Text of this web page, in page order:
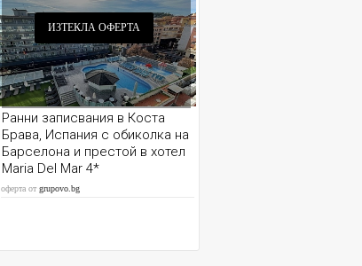
ИЗТЕКЛА ОФЕРТА
Ранни записвания в Коста
Брава, Испания с обиколка на
Барселона и престой в хотел
Maria Del Mar 4*
оферта от grupovo.bg